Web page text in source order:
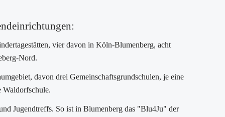
vier davon in Köln-Blumenberg, acht
Nord.
davon drei Gemeinschaftsgrundschulen, je eine
Waldorfschule.
Jugendtreffs. So ist in Blumenberg das "Blu4Ju" der